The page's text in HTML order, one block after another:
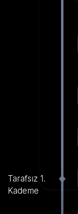
Tarafsız 1.
Kademe